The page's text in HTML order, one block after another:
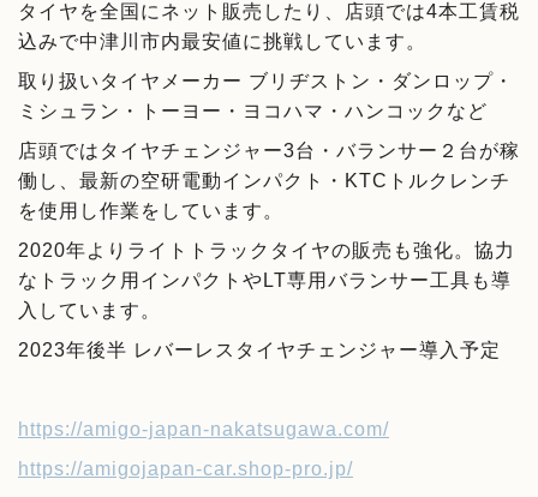
タイヤを全国にネット販売したり、店頭では4本工賃税
込みで中津川市内最安値に挑戦しています。
取り扱いタイヤメーカー ブリヂストン・ダンロップ・
ミシュラン・トーヨー・ヨコハマ・ハンコックなど
店頭ではタイヤチェンジャー3台・バランサー２台が稼
働し、最新の空研電動インパクト・KTCトルクレンチ
を使用し作業をしています。
2020年よりライトトラックタイヤの販売も強化。協力
なトラック用インパクトやLT専用バランサー工具も導
入しています。
2023年後半 レバーレスタイヤチェンジャー導入予定
https://amigo-japan-nakatsugawa.com/
https://amigojapan-car.shop-pro.jp/